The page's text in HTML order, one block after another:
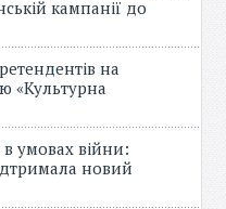
кампанії до
на
«Культурна
умовах війни:
новий